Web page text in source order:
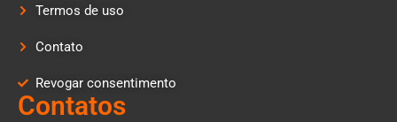
Termos de uso
Contato
Revogar consentimento
Contatos